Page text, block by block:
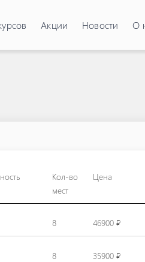
Акции Новости О
Кол-во
мест
Цена
8 46900 ₽
8 35900 ₽